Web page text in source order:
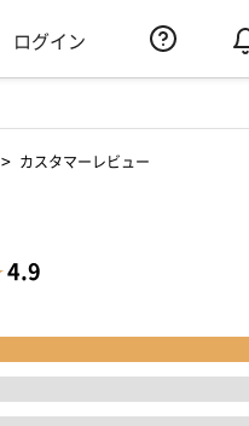
ログイン
> カスタマーレビュー
4.9